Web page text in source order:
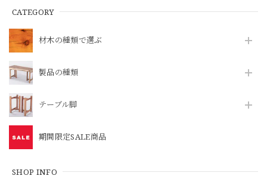
CATEGORY
材木の種類で選ぶ
製品の種類
テーブル脚
期間限定SALE商品
SHOP INFO